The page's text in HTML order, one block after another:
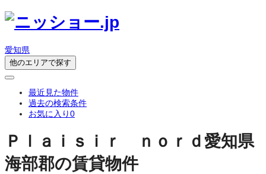
愛知県
他のエリアで探す
最近見た物件
過去の検索条件
お気に入り0
Ｐｌａｉｓｉｒ ｎｏｒｄ 愛知県
海部郡の賃貸物件